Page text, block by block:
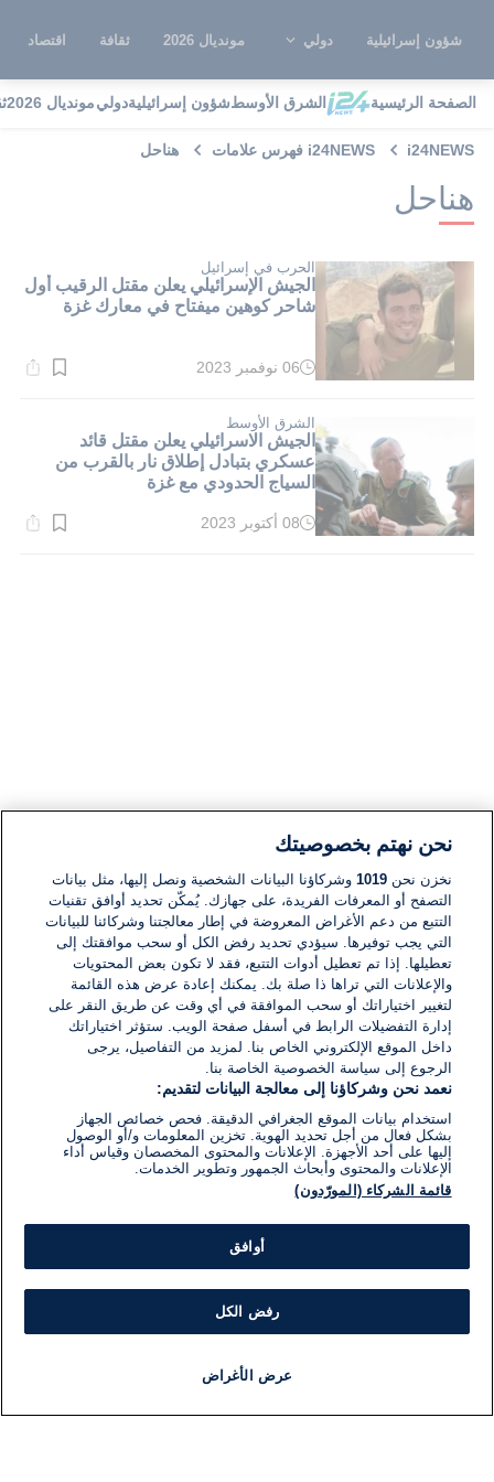
شؤون إسرائيلية دولي مونديال 2026 ثقافة اقتصاد
الصفحة الرئيسية الشرق الأوسطشؤون إسرائيليةدوليمونديال 2026
i24NEWS i24NEWS فهرس علامات هناحل
هناحل
الحرب في إسرائيل
الجيش الإسرائيلي يعلن مقتل الرقيب أول
شاحر كوهين ميفتاح في معارك غزة
وقت
دقيقة.
06 نوفمبر 2023
الشرق الأوسط
الجيش الاسرائيلي يعلن مقتل قائد
عسكري بتبادل إطلاق نار بالقرب من
السياج الحدودي مع غزة
وقت
08 أكتوبر 2023
نحن نهتم بخصوصيتك
نخزن نحن1019 وشركاؤنا البيانات الشخصية ونصل إليها، مثل بيانات
التصفح أو المعرفات الفريدة، على جهازك. يُمكّن تحديد أوافق تقنيات
التتبع من دعم الأغراض المعروضة في إطار معالجتنا وشركائنا للبيانات
التي يجب توفيرها. سيؤدي تحديد رفض الكل أو سحب موافقتك إلى
تعطيلها. إذا تم تعطيل أدوات التتبع، فقد لا تكون بعض المحتويات
والإعلانات التي تراها ذا صلة بك. يمكنك إعادة عرض هذه القائمة
لتغيير اختياراتك أو سحب الموافقة في أي وقت عن طريق النقر على
إدارة التفضيلات الرابط في أسفل صفحة الويب. ستؤثر اختياراتك
داخل الموقع الإلكتروني الخاص بنا. لمزيد من التفاصيل، يرجى
الرجوع إلى سياسة الخصوصية الخاصة بنا.
نعمد نحن وشركاؤنا إلى معالجة البيانات لتقديم:
استخدام بيانات الموقع الجغرافي الدقيقة. فحص خصائص الجهاز
بشكل فعال من أجل تحديد الهوية. تخزين المعلومات و/أو الوصول
إليها على أحد الأجهزة. الإعلانات والمحتوى المخصصان وقياس أداء
الإعلانات والمحتوى وأبحاث الجمهور وتطوير الخدمات.
قائمة الشركاء (المورّدون)
أوافق
رفض الكل
عرض الأغراض